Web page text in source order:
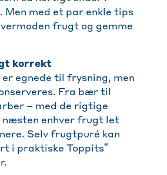
Men med et par enkle tips
frugt og gemme
korrekt
er egnede til frysning, men
Fra bær til
– med de rigtige
enhver frugt let
Selv frugtpuré kan
i praktiske Toppits®